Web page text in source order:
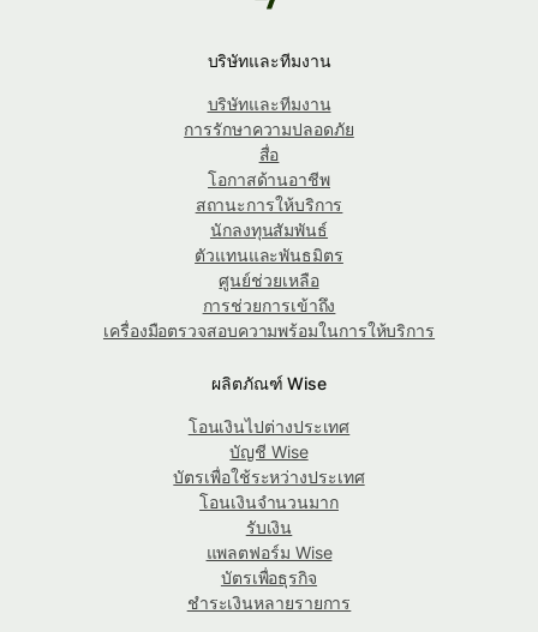
บริษัทและทีมงาน
บริษัทและทีมงาน
การรักษาความปลอดภัย
สื่อ
โอกาสด้านอาชีพ
สถานะการให้บริการ
นักลงทุนสัมพันธ์
ตัวแทนและพันธมิตร
ศูนย์ช่วยเหลือ
การช่วยการเข้าถึง
เครื่องมือตรวจสอบความพร้อมในการให้บริการ
ผลิตภัณฑ์ Wise
โอนเงินไปต่างประเทศ
บัญชี Wise
บัตรเพื่อใช้ระหว่างประเทศ
โอนเงินจำนวนมาก
รับเงิน
แพลตฟอร์ม Wise
บัตรเพื่อธุรกิจ
ชำระเงินหลายรายการ